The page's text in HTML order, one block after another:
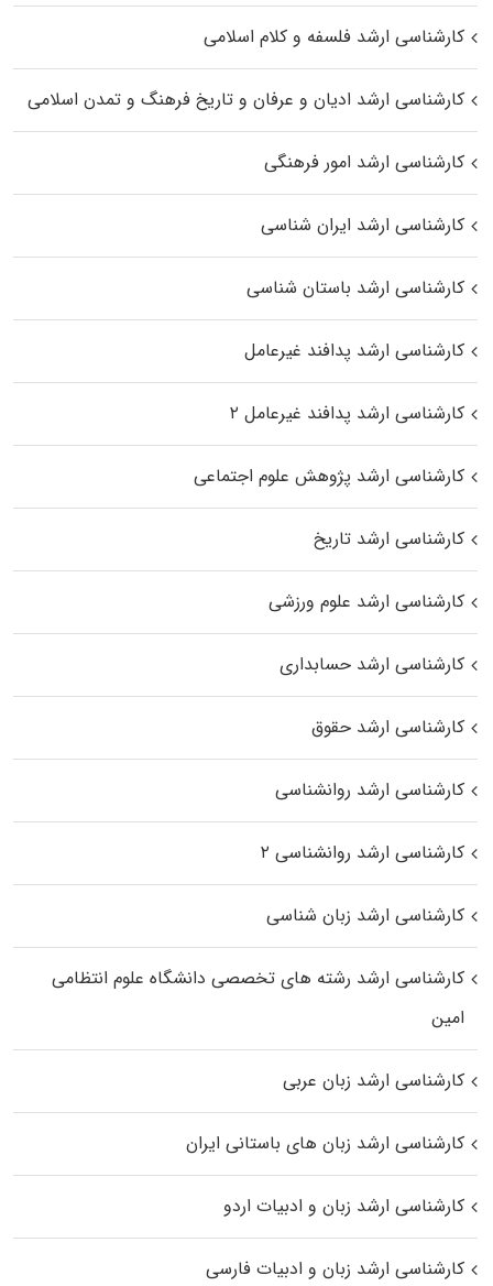
کارشناسی ارشد فلسفه و کلام اسلامی
کارشناسی ارشد ادیان و عرفان و تاریخ فرهنگ و تمدن اسلامی
کارشناسی ارشد امور فرهنگی
کارشناسی ارشد ایران شناسی
کارشناسی ارشد باستان شناسی
کارشناسی ارشد پدافند غیرعامل
کارشناسی ارشد پدافند غیرعامل ۲
کارشناسی ارشد پژوهش علوم اجتماعی
کارشناسی ارشد تاریخ
کارشناسی ارشد علوم ورزشی
کارشناسی ارشد حسابداری
کارشناسی ارشد حقوق
کارشناسی ارشد روانشناسی
کارشناسی ارشد روانشناسی ۲
کارشناسی ارشد زبان شناسی
کارشناسی ارشد رﺷﺘﻪ ﻫﺎی تخصصی داﻧﺸﮕﺎه ﻋﻠﻮم انتظامی
اﻣﻴﻦ
کارشناسی ارشد زبان عربی
کارشناسی ارشد زبان‌ های باستانی ایران
کارشناسی ارشد زبان و ادبیات اردو
کارشناسی ارشد زبان و ادبیات فارسی